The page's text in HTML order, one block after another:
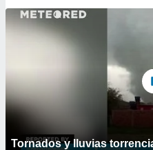
Tornados y lluvias